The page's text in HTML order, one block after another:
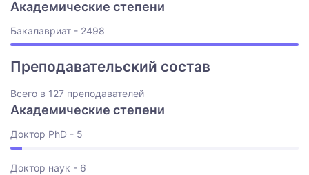
Академические степени
Бакалавриат - 2498
Преподавательский состав
Всего в 127 преподавателей
Академические степени
Доктор PhD - 5
Доктор наук - 6